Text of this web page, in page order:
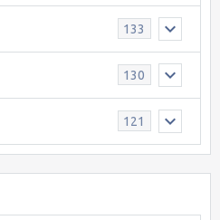
133
130
121